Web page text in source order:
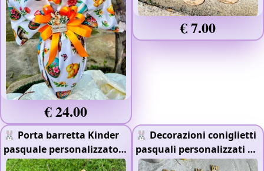
€ 24.00
€ 7.00
🐰 Porta barretta Kinder
pasquale personalizzato
🍫- Legno 4mm
🐰 Decorazioni coniglietti
pasquali personalizzati 🌸
- Stampa Raggi UV